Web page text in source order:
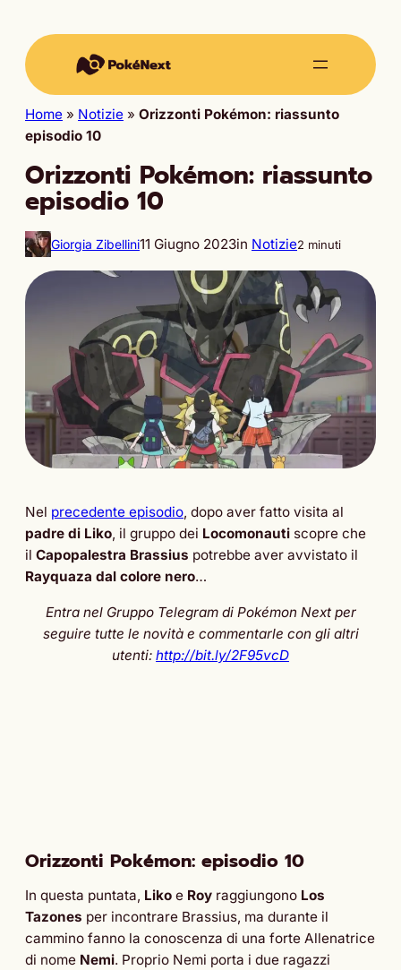
Home » Notizie » Orizzonti Pokémon: riassunto
episodio 10
Orizzonti Pokémon: riassunto
episodio 10
Giorgia Zibellini11 Giugno 2023in Notizie2 minuti
Nel precedente episodio, dopo aver fatto visita al
padre di Liko, il gruppo dei Locomonauti scopre che
il Capopalestra Brassius potrebbe aver avvistato il
Rayquaza dal colore nero…
Entra nel Gruppo Telegram di Pokémon Next per
seguire tutte le novità e commentarle con gli altri
utenti: http://bit.ly/2F95vcD
Orizzonti Pokémon: episodio 10
In questa puntata, Liko e Roy raggiungono Los
Tazones per incontrare Brassius, ma durante il
cammino fanno la conoscenza di una forte Allenatrice
di nome Nemi. Proprio Nemi porta i due ragazzi